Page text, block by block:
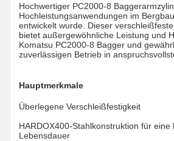
Hochwertiger PC2000-8
Hochleistungsanwendungen im
entwickelt wurde. Dieser
bietet außergewöhnliche Leistung und
Komatsu PC2000-8 Bagger und
zuverlässigen Betrieb in
Hauptmerkmale
Überlegene Verschleißfestigkeit
HARDOX400-Stahlkonstruktion für eine
Lebensdauer